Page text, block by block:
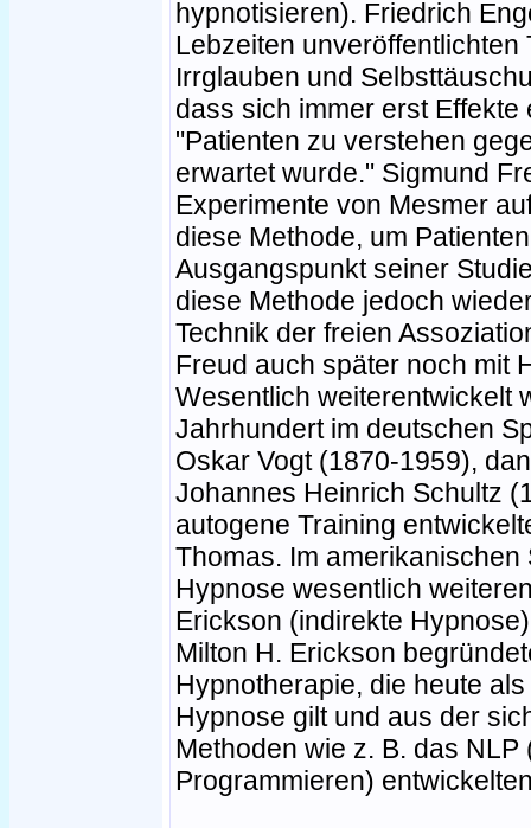
hypnotisieren). Friedrich
Lebzeiten unveröffentlichten
Irrglauben und
dass sich immer erst Effekte
"Patienten zu verstehen
erwartet wurde." Sigmund
Experimente von Mesmer
diese Methode, um
Ausgangspunkt seiner
diese Methode jedoch
Technik der freien
Freud auch später noch mit
Wesentlich weiterentwickelt
Jahrhundert im deutschen
Oskar Vogt (1870-1959),
Johannes Heinrich Schultz
autogene Training
Thomas. Im
Hypnose wesentlich
Erickson (indirekte
Milton H. Erickson
Hypnotherapie, die heute
Hypnose gilt und aus der
Methoden wie z. B. das
Programmieren)